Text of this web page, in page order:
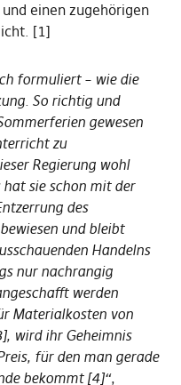
einen zugehörigen
[1]
formuliert – wie die
So richtig und
gewesen
zu
Regierung wohl
hat sie schon mit der
des
und bleibt
Handelns
nur nachrangig
werden
Materialkosten von
wird ihr Geheimnis
für den man gerade
bekommt [4]“,